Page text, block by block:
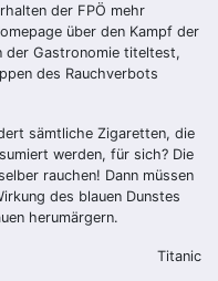
der FPÖ mehr
über den Kampf der
der Gastronomie titeltest,
des Rauchverbots
sämtliche Zigaretten, die
werden, für sich? Die
rauchen! Dann müssen
des blauen Dunstes
herumärgern.
Titanic